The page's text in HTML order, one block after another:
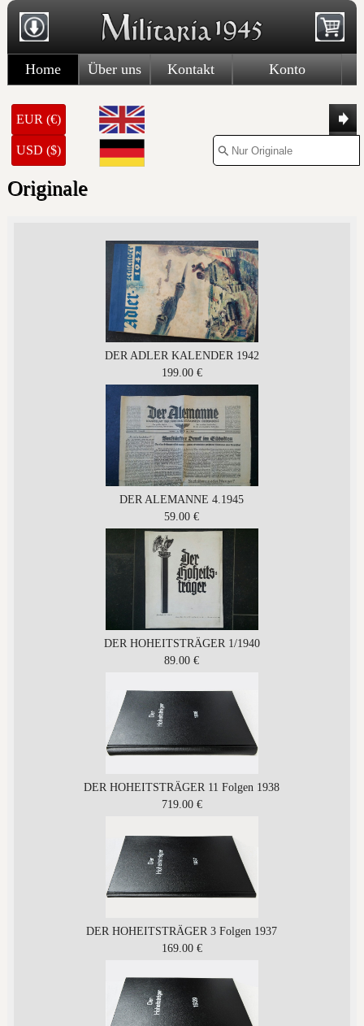
Home Über uns Kontakt Konto
EUR (€)
USD ($)
Originale
DER ADLER KALENDER 1942
199.00 €
DER ALEMANNE 4.1945
59.00 €
DER HOHEITSTRÄGER 1/1940
89.00 €
DER HOHEITSTRÄGER 11 Folgen 1938
719.00 €
DER HOHEITSTRÄGER 3 Folgen 1937
169.00 €